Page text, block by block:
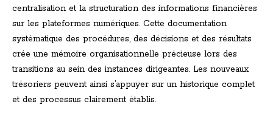
centralisation et la structuration des informations financières
sur les plateformes numériques. Cette documentation
systématique des procédures, des décisions et des résultats
crée une mémoire organisationnelle précieuse lors des
transitions au sein des instances dirigeantes. Les nouveaux
trésoriers peuvent ainsi s’appuyer sur un historique complet
et des processus clairement établis.